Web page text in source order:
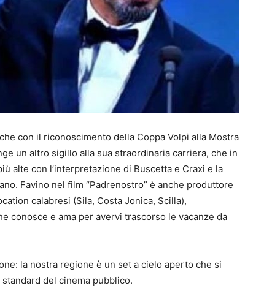
con il riconoscimento della Coppa Volpi alla Mostra
un altro sigillo alla sua straordinaria carriera, che in
alte con l’interpretazione di Buscetta e Craxi e la
Favino nel film “Padrenostro” è anche produttore
calabresi (Sila, Costa Jonica, Scilla),
conosce e ama per avervi trascorso le vacanze da
la nostra regione è un set a cielo aperto che si
del cinema pubblico.